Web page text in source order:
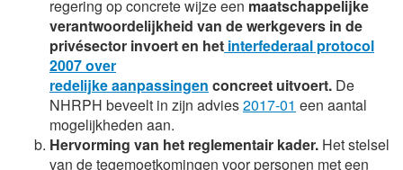
regering op concrete wijze een maatschappelijke
verantwoordelijkheid van de werkgevers in de
privésector invoert en het interfederaal protocol
2007 over
redelijke aanpassingen concreet uitvoert. De
NHRPH beveelt in zijn advies2017-01 een aantal
mogelijkheden aan.
Hervorming van het reglementair kader. Het stelsel
van de tegemoetkomingen voor personen met een